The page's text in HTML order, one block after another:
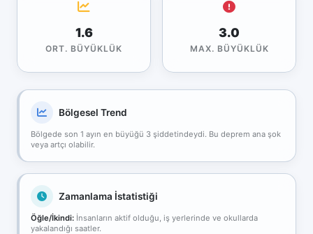
1.6
ORT. BÜYÜKLÜK
3.0
MAX. BÜYÜKLÜK
Bölgesel Trend
Bölgede son 1 ayın en büyüğü 3 şiddetindeydi. Bu deprem ana şok
veya artçı olabilir.
Zamanlama İstatistiği
Öğle/İkindi: İnsanların aktif olduğu, iş yerlerinde ve okullarda
yakalandığı saatler.